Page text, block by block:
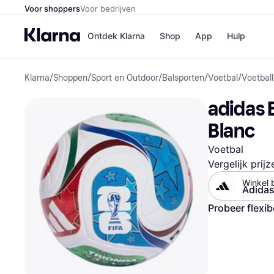
Voor shoppersVoor bedrijven
Ontdek Klarna Shop
Winkels
Bol
H&M
App Hulp
Klarna/Shoppen/Sport en Outdoor/Balsporten/Voetbal /
adidas
Blanc
Voetbal
Vergelijk
Winkel
Adidas
Probeer